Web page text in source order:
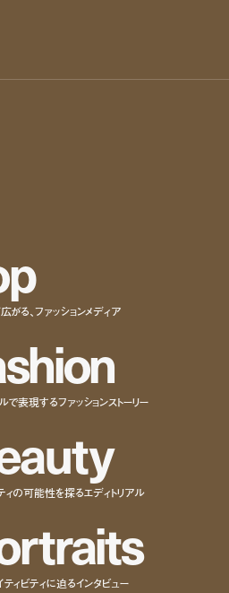
p
がる、ファッションメディア
shion
で表現するファッションストーリー
auty
ィの可能性を探るエディトリアル
rtraits
ティビティに迫るインタビュー